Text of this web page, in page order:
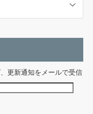
更新通知をメールで受信